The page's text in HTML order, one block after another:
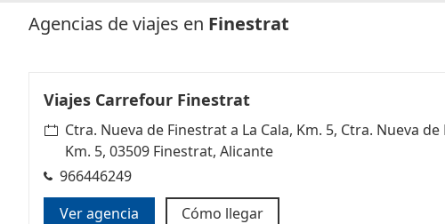
Agencias de viajes en Finestrat
Viajes Carrefour Finestrat
Ctra. Nueva de Finestrat a La Cala, Km. 5, Ctra. Nueva de
Km. 5, 03509 Finestrat, Alicante
966446249
Ver agencia
Cómo llegar